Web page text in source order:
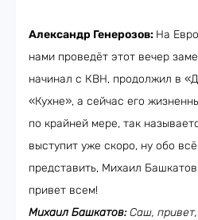
Александр Генерозов: На
нами проведёт этот вечер
начинал с КВН, продолжил в
«Кухне», а сейчас его
по крайней мере, так
выступит уже скоро, ну обо
представить, Михаил
привет всем!
Михаил Башкатов:Саш,